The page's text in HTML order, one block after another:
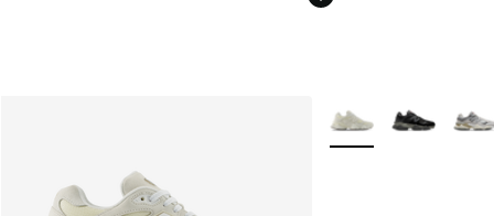
Plus de couleurs